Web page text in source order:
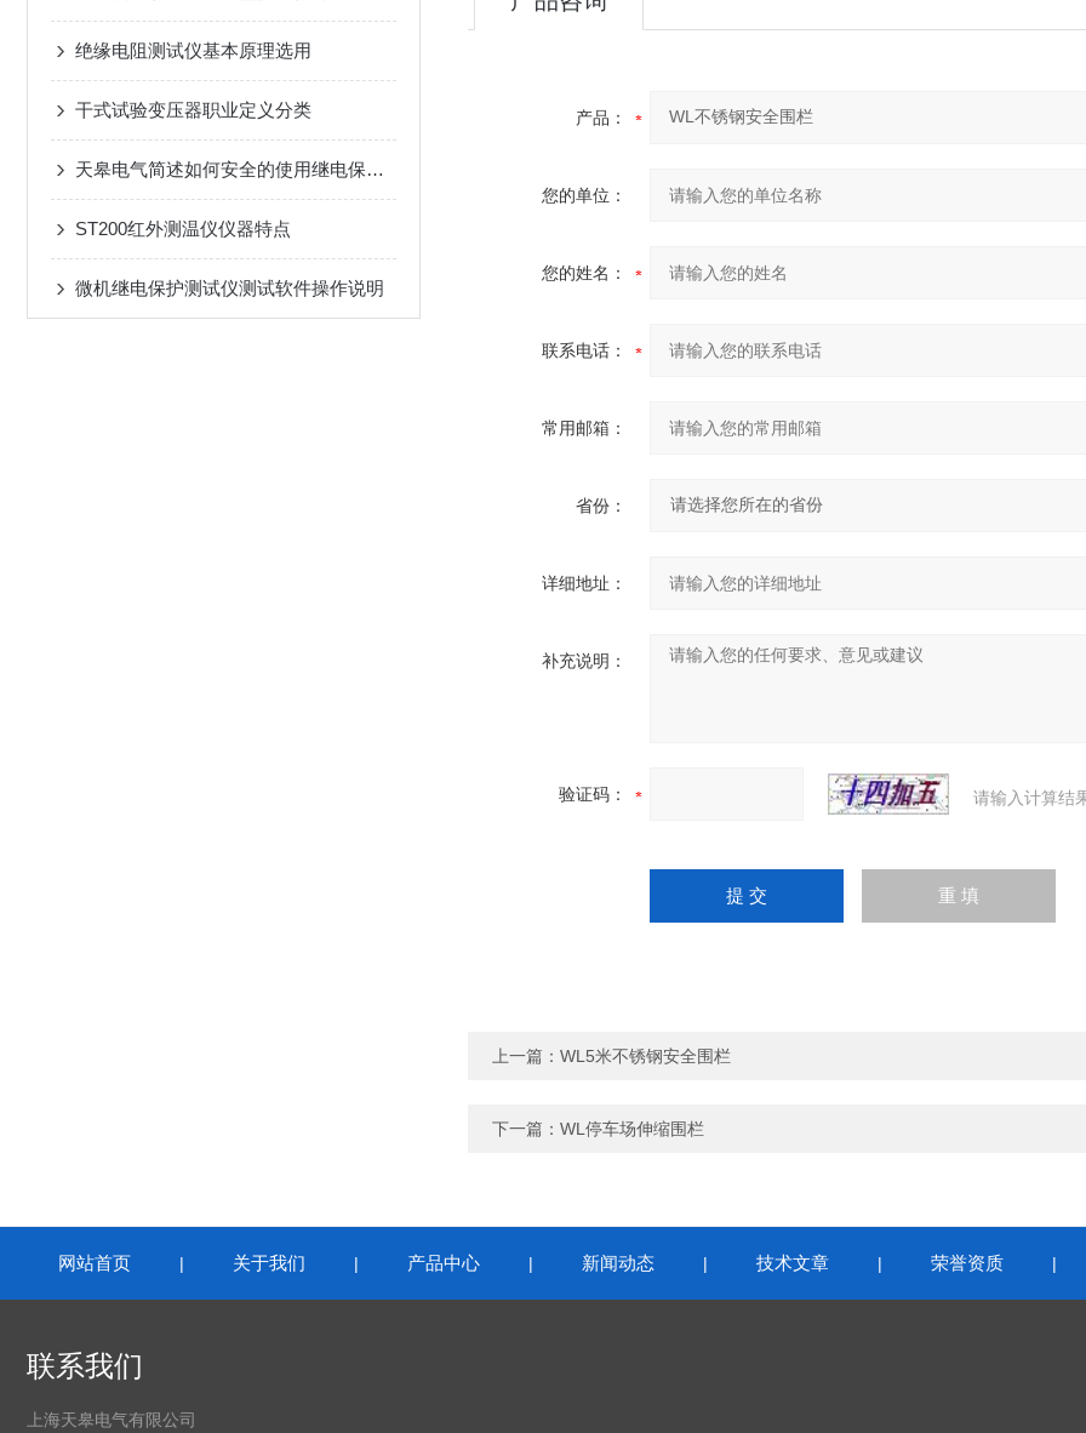
绝缘电阻测试仪基本原理选用
干式试验变压器职业定义分类
天皋电气简述如何安全的使用继电保护测试仪
ST200红外测温仪仪器特点
微机继电保护测试仪测试软件操作说明
产品：
您的单位：
您的姓名：
联系电话：
常用邮箱：
省份：
详细地址：
补充说明：
验证码： 请输入计算结
上一篇： WL5米不锈钢安全围栏
下一篇： WL停车场伸缩围栏
网站首页 | 关于我们 | 产品中心 | 新闻动态 | 技术文章 | 荣誉资质 |
联系我们
上海天皋电气有限公司